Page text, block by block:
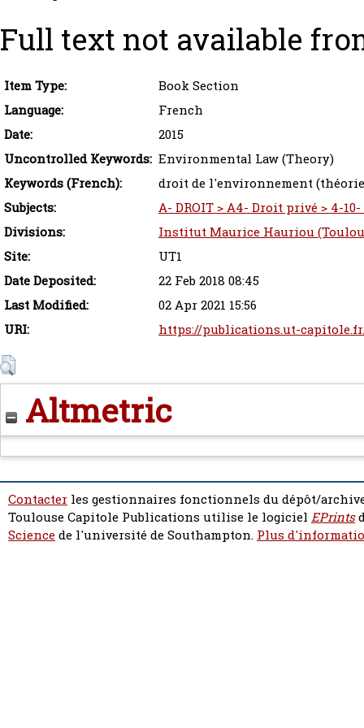
Full text not available
Item Type:
Book Section
Language:
French
Date:
2015
Uncontrolled Keywords: Environmental Law (Theory)
Keywords (French):
droit de l'environnement
Subjects:
A- DROIT > A4- Droit privé > 4-
Divisions:
Institut Maurice Hauriou
Site:
UT1
Date Deposited:
22 Feb 2018 08:45
Last Modified:
02 Apr 2021 15:56
URI:
https://publications.ut-
Altmetric
Contacter les gestionnaires fonctionnels du dépôt/
Toulouse Capitole Publications utilise le logiciel EPrints
Sciencede l'université de Southampton. Plus